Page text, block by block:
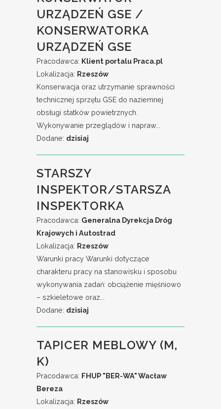
URZĄDZEŃ GSE /
KONSERWATORKA
URZĄDZEŃ GSE
Pracodawca: Klient portalu Praca.pl
Lokalizacja: Rzeszów
Konserwacja oraz utrzymanie sprawności
technicznej sprzętu GSE do naziemnej
obsługi statków powietrznych.
Wykonywanie przeglądów i napraw...
Dodane: dzisiaj
STARSZY
INSPEKTOR/STARSZA
INSPEKTORKA
Pracodawca: Generalna Dyrekcja Dróg
Krajowych i Autostrad
Lokalizacja: Rzeszów
Warunki pracy Warunki dotyczące
charakteru pracy na stanowisku i sposobu
wykonywania zadań: obciążenie mięśniowo
– szkieletowe oraz...
Dodane: dzisiaj
TAPICER MEBLOWY (M,
K)
Pracodawca: FHUP "BER-WA" Wacław
Bereza
Lokalizacja: Rzeszów